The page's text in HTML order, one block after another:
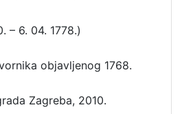
– 6. 04. 1778.)
objavljenog 1768.
Zagreba, 2010.